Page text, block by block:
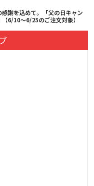
感謝を込めて。「父の日キャン
6/10～6/25のご注文対象）